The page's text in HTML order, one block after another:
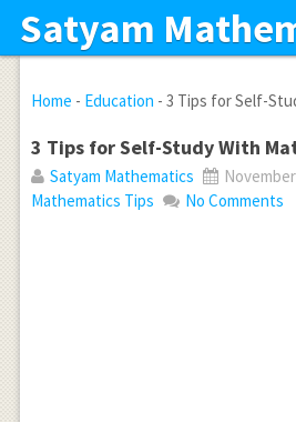
Satyam
Home - Education - 3 Tips for Self-
3 Tips for Self-Study With
Satyam Mathematics
Mathematics Tips
No Comments